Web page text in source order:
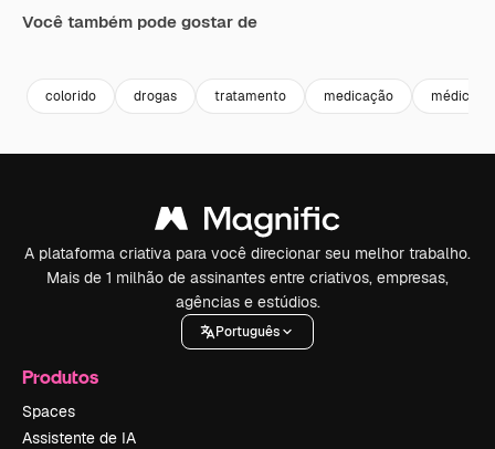
Você também pode gostar de
colorido drogas tratamento medicação médico
A plataforma criativa para você direcionar seu melhor trabalho.
Mais de 1 milhão de assinantes entre criativos, empresas,
agências e estúdios.
Português
Produtos
Spaces
Assistente de IA